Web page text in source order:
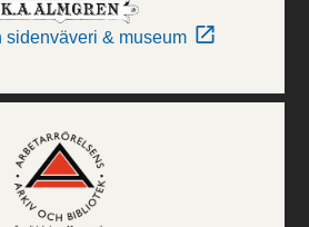
sidenväveri & museum